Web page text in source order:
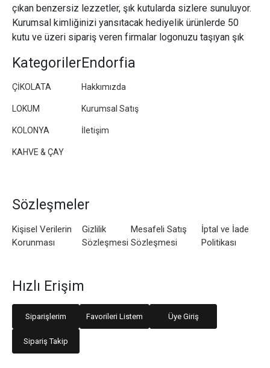
çıkan benzersiz lezzetler, şık kutularda sizlere sunuluyor.
Kurumsal kimliğinizi yansıtacak hediyelik ürünlerde 50
kutu ve üzeri sipariş veren firmalar logonuzu taşıyan şık
Kategoriler
ÇİKOLATA
LOKUM
KOLONYA
KAHVE & ÇAY
Endorfia
Hakkımızda
Kurumsal Satış
İletişim
Sözleşmeler
Kişisel Verilerin
Korunması
Gizlilik
Sözleşmesi
Mesafeli Satış
Sözleşmesi
İptal ve İade
Politikası
Hızlı Erişim
Siparişlerim Favorileri Listem Üye Giriş
Sipariş Takip